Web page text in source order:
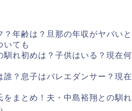
？年齢は？旦那の年収がヤバいと
いても
馴れ初めは？子供はいる？現在何
誰？息子はバレエダンサー？現在
をまとめ！夫・中島裕翔との馴れ